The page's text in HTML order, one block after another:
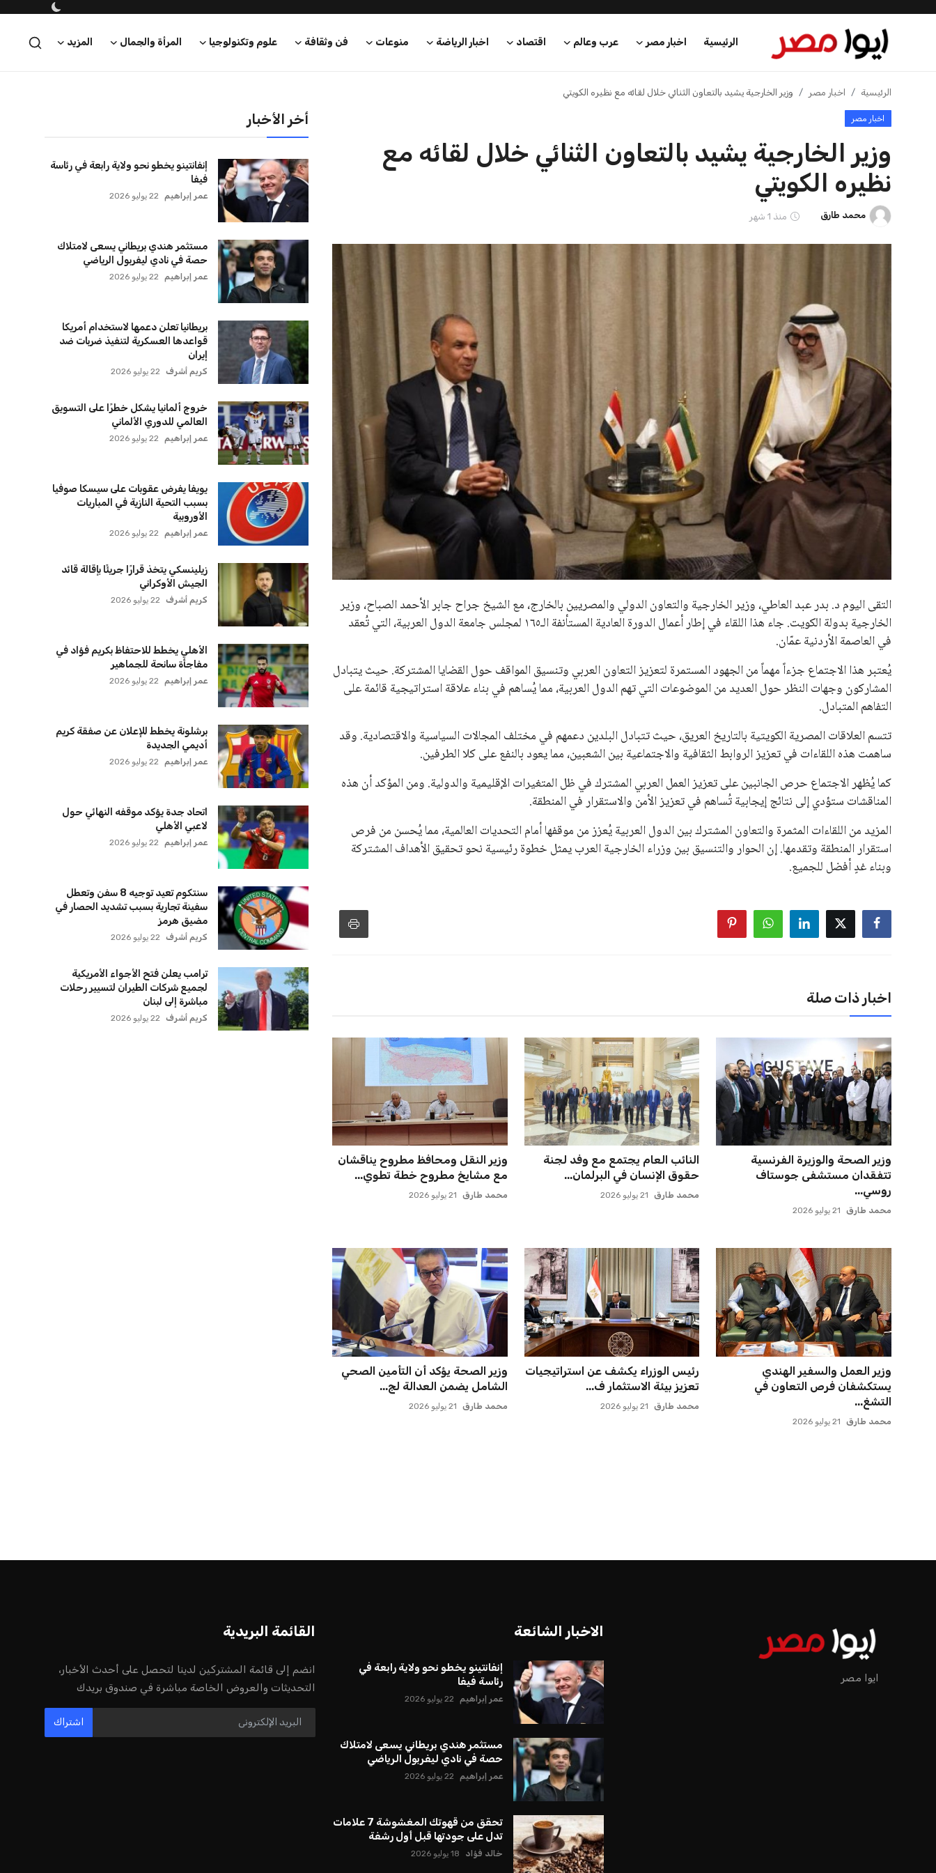
الرئيسية اخبار مصر عرب وعالم اقتصاد اخبار الرياضة منوعات فن وثقافة علوم وتكنولوجيا المرأة والجمال المزيد
الرئيسية
اخبار مصر
عرب وعالم
اخبار الرياضة
المرأة والجمال
الرئيسية اخبار مصر وزير الخارجية يشيد بالتعاون الثنائي خلال لقائه مع نظيره الكويتي
اخبار مصر
وزير الخارجية يشيد بالتعاون الثنائي خلال لقائه مع
نظيره الكويتي
محمد طارق منذ 1 شهر
التقى اليوم د. بدر عبد العاطي، وزير الخارجية والتعاون الدولي والمصريين بالخارج، مع الشيخ جراح جابر الأحمد الصباح، وزير
الخارجية بدولة الكويت. جاء هذا اللقاء في إطار أعمال الدورة العادية المستأنفة الـ١٦٥ لمجلس جامعة الدول العربية، التي تُعقد
في العاصمة الأردنية عمّان.
يُعتبر هذا الاجتماع جزءاً مهماً من الجهود المستمرة لتعزيز التعاون العربي وتنسيق المواقف حول القضايا المشتركة. حيث يتبادل
المشاركون وجهات النظر حول العديد من الموضوعات التي تهم الدول العربية، مما يُساهم في بناء علاقة استراتيجية قائمة على
التفاهم المتبادل.
تتسم العلاقات المصرية الكويتية بالتاريخ العريق، حيث تتبادل البلدين دعمهم في مختلف المجالات السياسية والاقتصادية. وقد
ساهمت هذه اللقاءات في تعزيز الروابط الثقافية والاجتماعية بين الشعبين، مما يعود بالنفع على كلا الطرفين.
كما يُظهر الاجتماع حرص الجانبين على تعزيز العمل العربي المشترك في ظل المتغيرات الإقليمية والدولية. ومن المؤكد أن هذه
المناقشات ستؤدي إلى نتائج إيجابية تُساهم في تعزيز الأمن والاستقرار في المنطقة.
المزيد من اللقاءات المثمرة والتعاون المشترك بين الدول العربية يُعزز من موقفها أمام التحديات العالمية، مما يُحسن من فرص
استقرار المنطقة وتقدمها. إن الحوار والتنسيق بين وزراء الخارجية العرب يمثل خطوة رئيسية نحو تحقيق الأهداف المشتركة
وبناء غدٍ أفضل للجميع.
اخبار ذات صلة
وزير الصحة والوزيرة الفرنسية
تتفقدان مستشفى جوستاف
روسي...
محمد طارق 21 يوليو 2026
النائب العام يجتمع مع وفد لجنة
حقوق الإنسان في البرلمان...
محمد طارق 21 يوليو 2026
وزير النقل ومحافظ مطروح يناقشان
مع مشايخ مطروح خطة تطوي...
محمد طارق 21 يوليو 2026
وزير العمل والسفير الهندي
يستكشفان فرص التعاون في
التشغ...
محمد طارق 21 يوليو 2026
رئيس الوزراء يكشف عن استراتيجيات
تعزيز بيئة الاستثمار ف...
محمد طارق 21 يوليو 2026
وزير الصحة يؤكد أن التأمين الصحي
الشامل يضمن العدالة لج...
محمد طارق 21 يوليو 2026
أخر الأخبار
إنفانتينو يخطو نحو ولاية رابعة في رئاسة
فيفا
عمر إبراهيم 22 يوليو 2026
مستثمر هندي بريطاني يسعى لامتلاك
حصة في نادي ليفربول الرياضي
عمر إبراهيم 22 يوليو 2026
بريطانيا تعلن دعمها لاستخدام أمريكا
قواعدها العسكرية لتنفيذ ضربات ضد
إيران
كريم أشرف 22 يوليو 2026
خروج ألمانيا يشكل خطرًا على التسويق
العالمي للدوري الألماني
عمر إبراهيم 22 يوليو 2026
يويفا يفرض عقوبات على سيسكا صوفيا
بسبب التحية النازية في المباريات
الأوروبية
عمر إبراهيم 22 يوليو 2026
زيلينسكي يتخذ قرارًا جريئًا بإقالة قائد
الجيش الأوكراني
كريم أشرف 22 يوليو 2026
الأهلي يخطط للاحتفاظ بكريم فؤاد في
مفاجأة سانحة للجماهير
عمر إبراهيم 22 يوليو 2026
برشلونة يخطط للإعلان عن صفقة كريم
أديمي الجديدة
عمر إبراهيم 22 يوليو 2026
اتحاد جدة يؤكد موقفه النهائي حول
لاعبي الأهلي
عمر إبراهيم 22 يوليو 2026
سنتكوم تعيد توجيه 8 سفن وتعطل
سفينة تجارية بسبب تشديد الحصار في
مضيق هرمز
كريم أشرف 22 يوليو 2026
ترامب يعلن فتح الأجواء الأمريكية
لجميع شركات الطيران لتسيير رحلات
مباشرة إلى لبنان
كريم أشرف 22 يوليو 2026
ايوا مصر
الاخبار الشائعة
إنفانتينو يخطو نحو ولاية رابعة في
رئاسة فيفا
عمر إبراهيم 22 يوليو 2026
مستثمر هندي بريطاني يسعى لامتلاك
حصة في نادي ليفربول الرياضي
عمر إبراهيم 22 يوليو 2026
تحقق من قهوتك المغشوشة 7 علامات
تدل على جودتها قبل أول رشفة
خالد فؤاد 18 يوليو 2026
القائمة البريدية
انضم إلى قائمة المشتركين لدينا لتحصل على أحدث الأخبار،
التحديثات والعروض الخاصة مباشرة في صندوق بريدك
اشتراك